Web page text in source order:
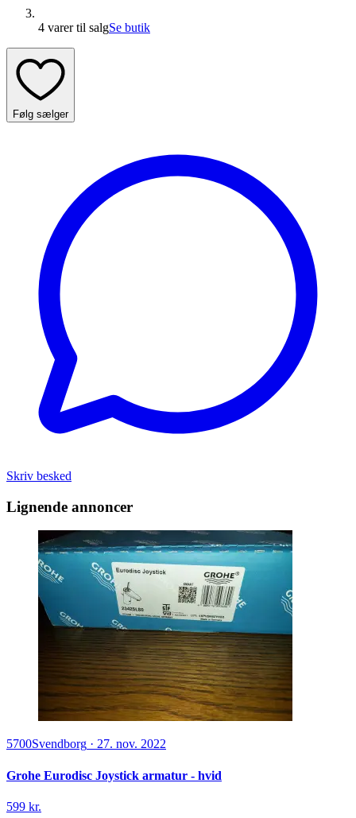
4 varertil salgSe butik
Følg sælger
Skriv besked
Lignende annoncer
5700Svendborg · 27. nov. 2022
Grohe Eurodisc Joystick armatur - hvid
599 kr.